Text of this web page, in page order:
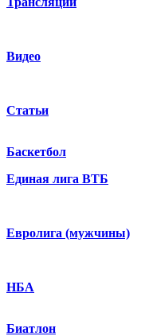
Видео
Статьи
Баскетбол
Единая лига ВТБ
Евролига (мужчины)
НБА
Биатлон